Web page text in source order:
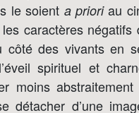
le soient a prioriau
caractères négatifs
côté des vivants en
spirituel et
moins
détacher d’une